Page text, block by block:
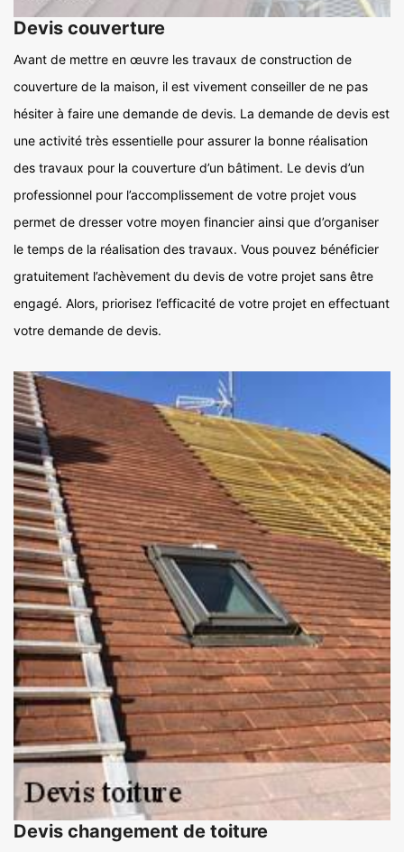
Devis couverture
Avant de mettre en œuvre les travaux de construction de
couverture de la maison, il est vivement conseiller de ne pas
hésiter à faire une demande de devis. La demande de devis est
une activité très essentielle pour assurer la bonne réalisation
des travaux pour la couverture d’un bâtiment. Le devis d’un
professionnel pour l’accomplissement de votre projet vous
permet de dresser votre moyen financier ainsi que d’organiser
le temps de la réalisation des travaux. Vous pouvez bénéficier
gratuitement l’achèvement du devis de votre projet sans être
engagé. Alors, priorisez l’efficacité de votre projet en effectuant
votre demande de devis.
Devis changement de toiture